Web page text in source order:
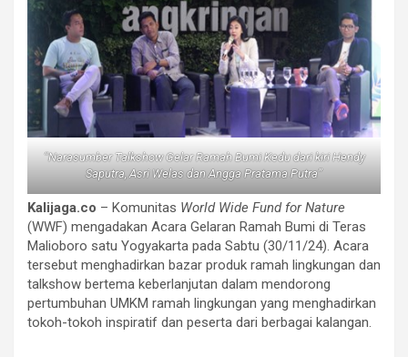
“Narasumber Talkshow Gelar Ramah Bumi Kedu dari kiri Hendy
Saputra, Asri Welas dan Angga Pratama Putra”
Kalijaga.co – Komunitas World Wide Fund for Nature
(WWF) mengadakan Acara Gelaran Ramah Bumi di Teras
Malioboro satu Yogyakarta pada Sabtu (30/11/24). Acara
tersebut menghadirkan bazar produk ramah lingkungan dan
talkshow bertema keberlanjutan dalam mendorong
pertumbuhan UMKM ramah lingkungan yang menghadirkan
tokoh-tokoh inspiratif dan peserta dari berbagai kalangan.